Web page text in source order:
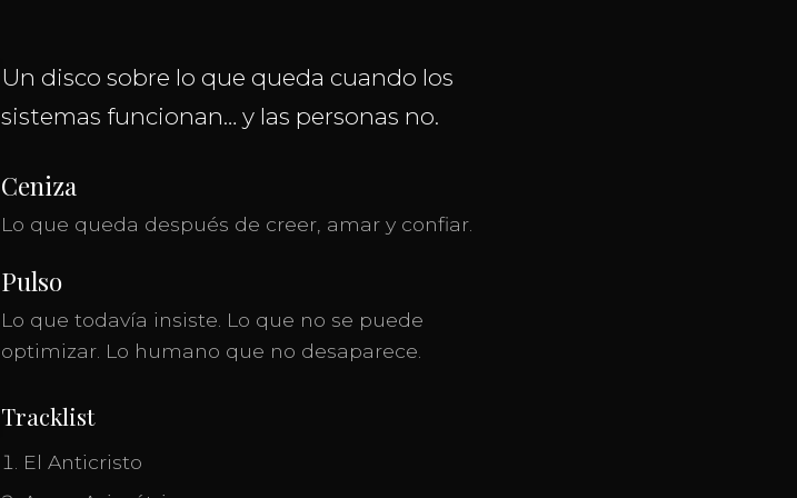
Un disco sobre lo que queda cuando los
sistemas funcionan… y las personas no.
Ceniza
Lo que queda después de creer, amar y confiar.
Pulso
Lo que todavía insiste. Lo que no se puede
optimizar. Lo humano que no desaparece.
Tracklist
El Anticristo